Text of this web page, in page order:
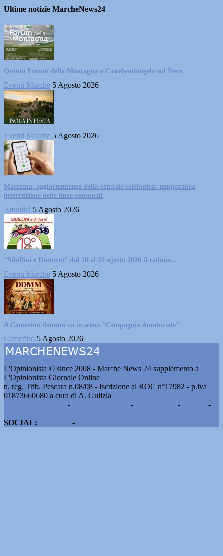
Ultime notizie MarcheNews24
Quinto Forum della Montagna a Castelsantangelo sul Nera
Eventi Marche 5 Agosto 2026
Eventi Marche 5 Agosto 2026
Macerata, aggiornamento della centrale telefonica: temporanea
interruzione delle linee comunali
Attualità 5 Agosto 2026
“Sibillini e Dintorni” dal 20 al 22 agosto 2026 il raduno...
Eventi Marche 5 Agosto 2026
A Camerino domani va in scena “Compagnia Amatoriale”
Camerino 5 Agosto 2026
L'Opinionista © since 2008 - Marche News 24 supplemento a
L'Opinionista Giornale Online
n. reg. Trib. Pescara n.08/08 - Iscrizione al ROC n°17982 - p.iva
01873660680 a cura di A. Gulizia
- - -
-
SOCIAL:
-